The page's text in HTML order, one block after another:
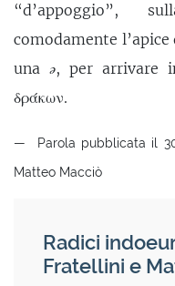
“d’appoggio”,
comodamente
una ə, per arrivare
δράκων.
Parola pubblicata il
Matteo Macciò
Radici
Fratellini e